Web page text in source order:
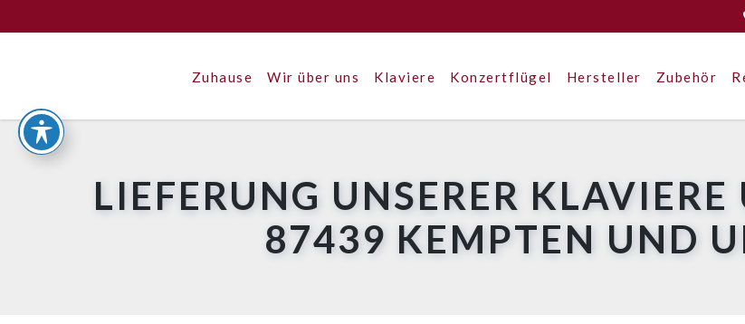
Zuhause Wir über uns Klaviere Konzertflügel Hersteller Zubehör
LIEFERUNG UNSERER
87439 KEMPTEN UND